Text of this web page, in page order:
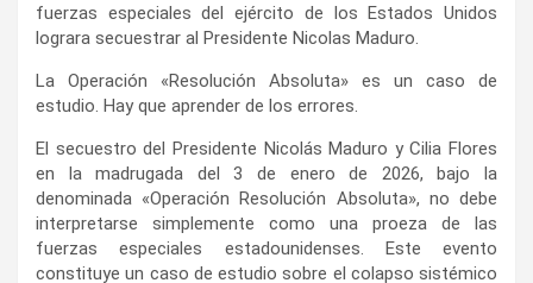
fuerzas especiales del ejército de los Estados Unidos
lograra secuestrar al Presidente Nicolas Maduro.
La Operación «Resolución Absoluta» es un caso de
estudio. Hay que aprender de los errores.
El secuestro del Presidente Nicolás Maduro y Cilia Flores
en la madrugada del 3 de enero de 2026, bajo la
denominada «Operación Resolución Absoluta», no debe
interpretarse simplemente como una proeza de las
fuerzas especiales estadounidenses. Este evento
constituye un caso de estudio sobre el colapso sistémico